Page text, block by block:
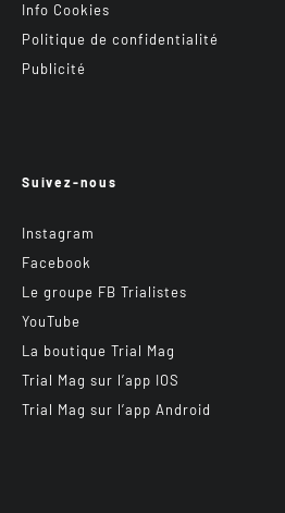
Info Cookies
Politique de confidentialité
Publicité
Suivez-nous
Instagram
Facebook
Le groupe FB Trialistes
YouTube
La boutique Trial Mag
Trial Mag sur l’app IOS
Trial Mag sur l’app Android